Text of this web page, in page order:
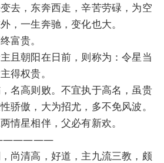
去，东奔西走，辛苦劳碌，为空
，一生奔驰，变化也大。
富贵。
且朝阳在日前，则称为：令星当
得权贵。
名高则败。不宜执于高名，虽贵
骄傲，大为招尤，多不免风波。
情星相伴，父必有新欢。
尚清高，好道，主九流三教，颇